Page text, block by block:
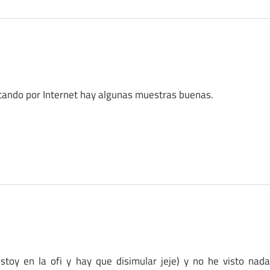
por Internet hay algunas muestras buenas.
en la ofi y hay que disimular jeje) y no he visto nada